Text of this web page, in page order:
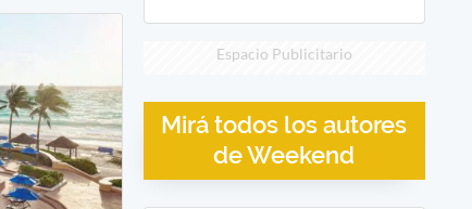
Espacio Publicitario
Mirá todos los autores
de Weekend